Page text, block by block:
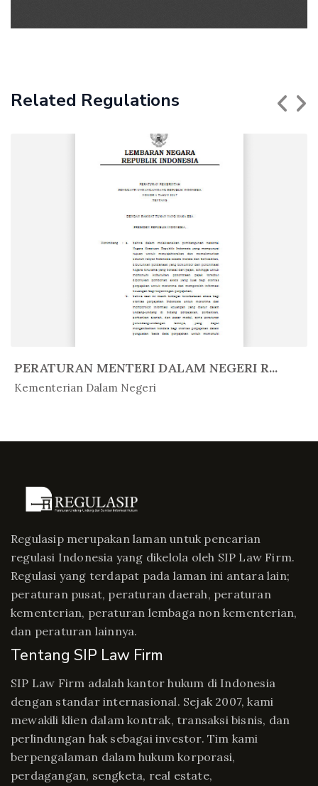
Related Regulations
PERATURAN MENTERI DALAM NEGERI R...
Kementerian Dalam Negeri
In Peratur...
Regulasip merupakan laman untuk pencarian
regulasi Indonesia yang dikelola oleh SIP Law Firm.
Regulasi yang terdapat pada laman ini antara lain;
peraturan pusat, peraturan daerah, peraturan
kementerian, peraturan lembaga non kementerian,
dan peraturan lainnya.
Tentang SIP Law Firm
SIP Law Firm adalah kantor hukum di Indonesia
dengan standar internasional. Sejak 2007, kami
mewakili klien dalam kontrak, transaksi bisnis, dan
perlindungan hak sebagai investor. Tim kami
berpengalaman dalam hukum korporasi,
perdagangan, sengketa, real estate,